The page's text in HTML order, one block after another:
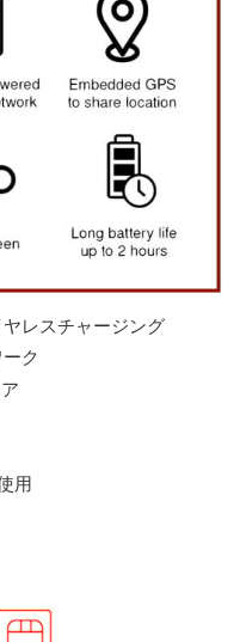
レスチャージング
ク
用